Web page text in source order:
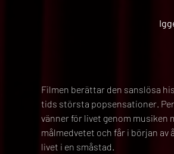
Filmen berättar den sanslösa
tids största popsensationer.
vänner för livet genom musiken
målmedvetet och får i början
livet i en småstad.